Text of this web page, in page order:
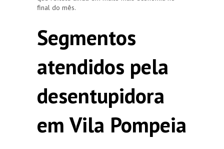
final do mês.
Segmentos
atendidos pela
desentupidora
em Vila Pompeia